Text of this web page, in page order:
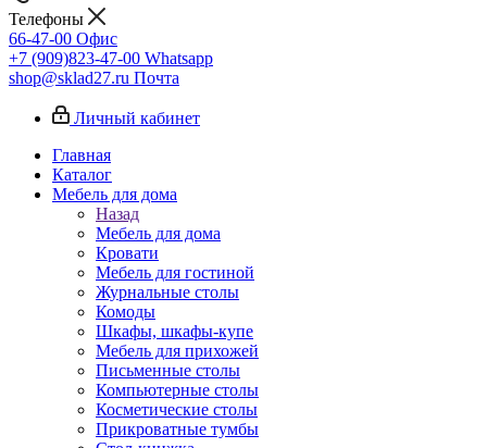
Телефоны
66-47-00 Офис
+7 (909)823-47-00 Whatsapp
shop@sklad27.ru Почта
Личный кабинет
Главная
Каталог
Мебель для дома
Назад
Мебель для дома
Кровати
Мебель для гостиной
Журнальные столы
Комоды
Шкафы, шкафы-купе
Мебель для прихожей
Письменные столы
Компьютерные столы
Косметические столы
Прикроватные тумбы